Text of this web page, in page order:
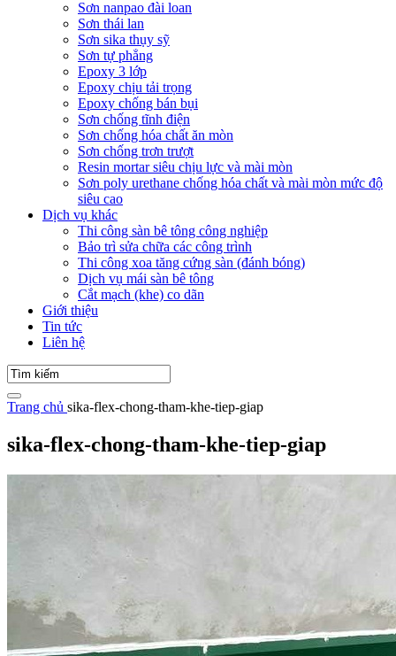
Sơn nanpao đài loan
Sơn thái lan
Sơn sika thụy sỹ
Sơn tự phẳng
Epoxy 3 lớp
Epoxy chịu tải trọng
Epoxy chống bán bụi
Sơn chống tĩnh điện
Sơn chống hóa chất ăn mòn
Sơn chống trơn trượt
Resin mortar siêu chịu lực và mài mòn
Sơn poly urethane chống hóa chất và mài mòn mức độ
siêu cao
Dịch vụ khác
Thi công sàn bê tông công nghiệp
Bảo trì sửa chữa các công trình
Thi công xoa tăng cứng sàn (đánh bóng)
Dịch vụ mái sàn bê tông
Cắt mạch (khe) co dãn
Giới thiệu
Tin tức
Liên hệ
Trang chủ sika-flex-chong-tham-khe-tiep-giap
sika-flex-chong-tham-khe-tiep-giap